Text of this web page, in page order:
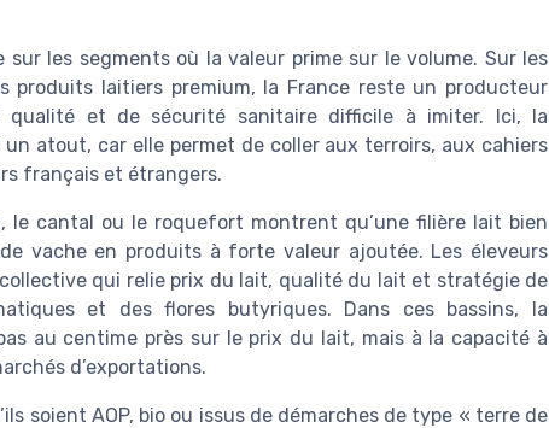
les segments où la valeur prime sur le volume. Sur les
produits laitiers premium, la France reste un producteur
qualité et de sécurité sanitaire difficile à imiter. Ici, la
atout, car elle permet de coller aux terroirs, aux cahiers
français et étrangers.
le cantal ou le roquefort montrent qu’une filière lait bien
vache en produits à forte valeur ajoutée. Les éleveurs
qui relie prix du lait, qualité du lait et stratégie de
et des flores butyriques. Dans ces bassins, la
au centime près sur le prix du lait, mais à la capacité à
d’exportations.
soient AOP, bio ou issus de démarches de type « terre de